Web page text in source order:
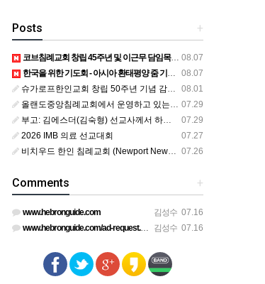
+
Posts
08.07
코브침례교회 창립 45주년 및 이근무 담임목사 취임 감사예배
08.07
한국을 위한 기도회 - 아시아 환태평양 줌 기도회
08.01
슈가로프한인교회 창립 50주년 기념 감사예배
07.29
올랜도중앙침례교회에서 운영하고 있는 로뎀선교관을 소개해 드립니다
07.29
부고: 김에스더(김숙형) 선교사께서 하나님의 부르심을 받았습니다.
07.27
2026 IMB 의료 선교대회
07.26
비치우드 한인 침례교회 (Newport News, Virginia) 담임목사 청빙
+
Comments
김성수 07.16
www.hebronguide.com
김성수 07.16
www.hebronguide.com/ad-request.html